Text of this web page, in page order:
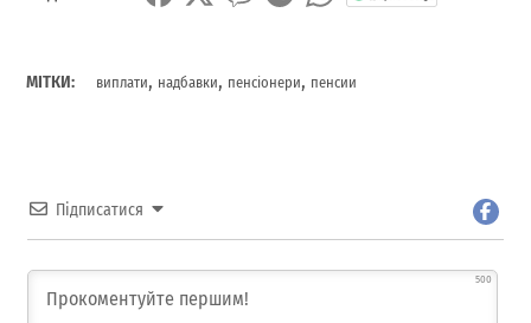
МІТКИ: виплати, надбавки, пенсіонери, пенсии
Підписатися
500